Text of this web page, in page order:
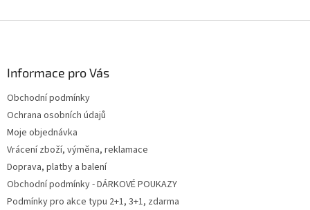
Informace pro Vás
Obchodní podmínky
Ochrana osobních údajů
Moje objednávka
Vrácení zboží, výměna, reklamace
Doprava, platby a balení
Obchodní podmínky - DÁRKOVÉ POUKAZY
Podmínky pro akce typu 2+1, 3+1, zdarma